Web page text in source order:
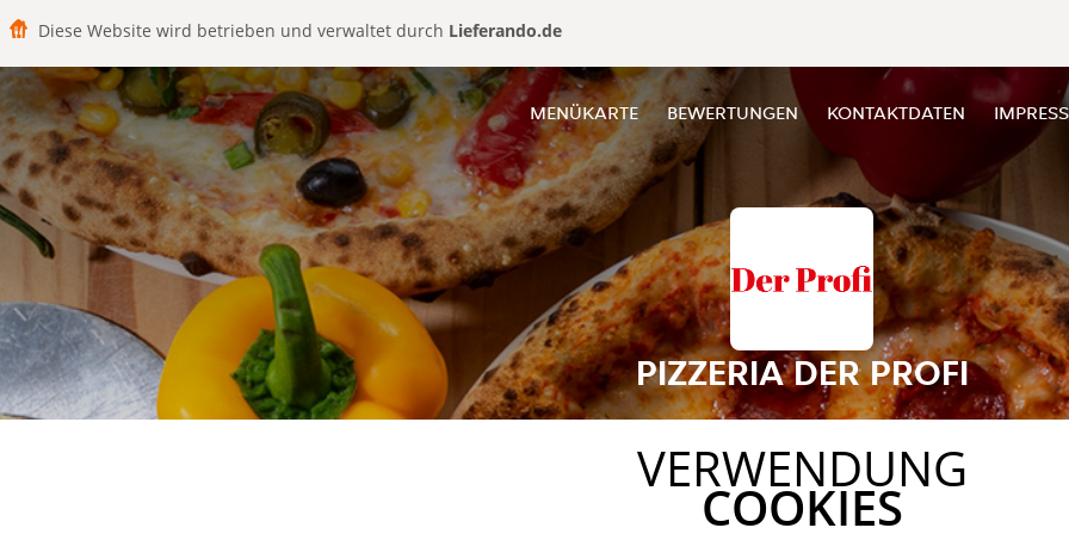
Diese Website wird betrieben und verwaltet durch Lieferando.de
MENÜKARTE BEWERTUNGEN KONTAKTDATEN
PIZZERIA DER PROFI
VERWENDUNG
COOKIES